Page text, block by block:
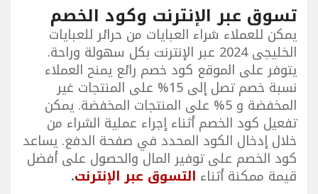
تسوق عبر الإنترنت وكود الخصم
يمكن للعملاء شراء العبايات من حرائر للعبايات
الخليجى 2024 عبر الإنترنت بكل سهولة وراحة.
يتوفر على الموقع كود خصم رائع يمنح العملاء
نسبة خصم تصل إلى 15% على المنتجات غير
المخفضة و 5% على المنتجات المخفضة. يمكن
تفعيل كود الخصم أثناء إجراء عملية الشراء من
خلال إدخال الكود المحدد في صفحة الدفع. يساعد
كود الخصم على توفير المال والحصول على أفضل
قيمة ممكنة أثناء التسوق عبر الإنترنت.